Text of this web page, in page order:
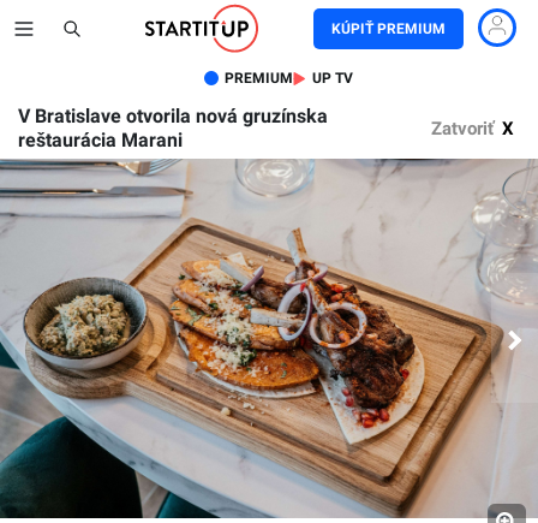
KÚPIŤ PREMIUM
PREMIUM UP TV
V Bratislave otvorila nová gruzínska
reštaurácia Marani
Zatvoriť X